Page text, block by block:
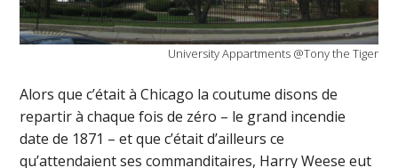
University Appartments @Tony the Tiger
Alors que c’était à Chicago la coutume disons de
repartir à chaque fois de zéro – le grand incendie
date de 1871 – et que c’était d’ailleurs ce
qu’attendaient ses commanditaires, Harry Weese eut